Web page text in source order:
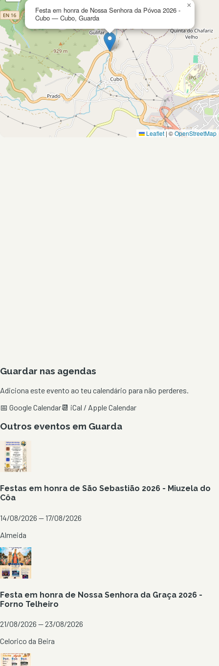
Festa em honra de Nossa Senhora da Póvoa 2026 -
Cubo — Cubo, Guarda
×
Leaflet | ©OpenStreetMap
Guardar nas agendas
Adiciona este evento ao teu calendário para não perderes.
📅 Google Calendar📆 iCal / Apple Calendar
Outros eventos em Guarda
Festas em honra de São Sebastião 2026 - Miuzela do
Côa
14/08/2026 — 17/08/2026
Almeida
Festa em honra de Nossa Senhora da Graça 2026 -
Forno Telheiro
21/08/2026 — 23/08/2026
Celorico da Beira